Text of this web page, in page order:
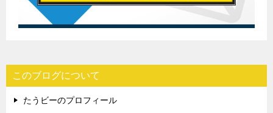
このブログについて
たうビーのプロフィール